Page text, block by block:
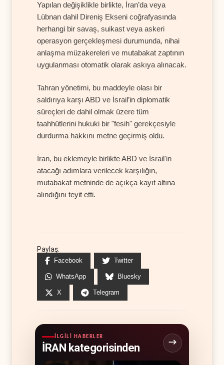
Yapılan değişiklikle birlikte, İran’da veya
Lübnan dahil Direniş Ekseni coğrafyasında
herhangi bir savaş, suikast veya askeri
operasyon gerçekleşmesi durumunda, nihai
anlaşma müzakereleri ve mutabakat zaptının
uygulanması otomatik olarak askıya alınacak.
Tahran yönetimi, bu maddeyle olası bir
saldırıya karşı ABD ve İsrail’in diplomatik
süreçleri de dahil olmak üzere tüm
taahhütlerini hukuki bir "fesih" gerekçesiyle
durdurma hakkını metne geçirmiş oldu.
İran, bu eklemeyle birlikte ABD ve İsrail'in
atacağı adımlara verilecek karşılığın,
mutabakat metninde de açıkça kayıt altına
alındığını teyit etti.
Paylaş:
Facebook Twitter
WhatsApp Bluesky
X Telegram
İLGILI HABERLER
İRAN kategorisinden